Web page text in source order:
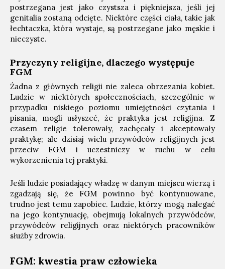
postrzegana jest jako czystsza i piękniejsza, jeśli jej
genitalia zostaną odcięte. Niektóre części ciała, takie jak
łechtaczka, która wystaje, są postrzegane jako męskie i
nieczyste.
Przyczyny religijne, dlaczego występuje
FGM
Żadna z głównych religii nie zaleca obrzezania kobiet.
Ludzie w niektórych społecznościach, szczególnie w
przypadku niskiego poziomu umiejętności czytania i
pisania, mogli usłyszeć, że praktyka jest religijna. Z
czasem religie tolerowały, zachęcały i akceptowały
praktykę; ale dzisiaj wielu przywódców religijnych jest
przeciw FGM i uczestniczy w ruchu w celu
wykorzenienia tej praktyki.
Jeśli ludzie posiadający władzę w danym miejscu wierzą i
zgadzają się, że FGM powinno być kontynuowane,
trudno jest temu zapobiec. Ludzie, którzy mogą nalegać
na jego kontynuację, obejmują lokalnych przywódców,
przywódców religijnych oraz niektórych pracowników
służby zdrowia.
FGM: kwestia praw człowieka